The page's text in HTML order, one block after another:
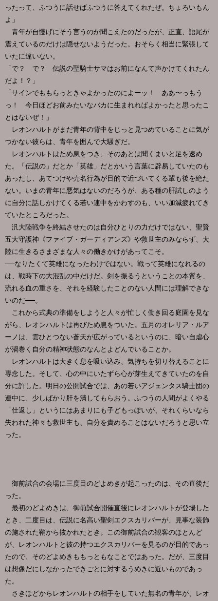
ったって、ふつうに話せばふつうに答えてくれたぜ。ちょろいもん
よ」
青年が自慢げにそう言うのが聞こえたのだったが、正直、語尾が
震えているのだけは隠せないようだった。おそらく相当に緊張して
いたに違いない。
「で？ で？ 伝説の聖騎士サマはお前になんて声かけてくれたん
だよ！？」
「サインでももらっときゃよかったのによーッ！ ああ〜っもう
っ！ 今日ほどお前みたいなバカに生まれればよかったと思ったこ
とはないぜ！」
レオンハルトがまだ青年の背中をじっと見つめていることに気が
つかない彼らは、青年を囲んで大騒ぎだ。
レオンハルトはため息をつき、そのあとは聞くまいと足を速め
た。「伝説の」だとか「英雄」だとかいう言葉に辟易していたのも
あったし、あてつけや売名行為が目的で近づいてくる輩も後を絶た
ない。いまの青年に悪気はないのだろうが、ある種の肝試しのよう
に自分に話しかけてくる若い連中をかわすのも、いい加減疲れてき
ていたところだった。
汎大陸戦争を終結させたのは自分ひとりの力だけではない、聖賢
五大守護神《ファイブ・ガーディアンズ》や救世主のみならず、大
陸に生きるさまざまな人々の働きかけがあってこそ。
──なりたくて英雄になったわけではない。戦って英雄になれるの
は、戦時下の大混乱の中だけだ。剣を振るうということの本質を、
流れる血の重さを、それを経験したことのない人間には理解できな
いのだ──。
これから式典の準備をしようと人々が忙しく働き回る庭園を見な
がら、レオンハルトは再びため息をついた。五月のオレリア・ルア
ーノは、雲ひとつない蒼天が広がっているというのに、暗い自虐心
が渦巻く自分の精神状態のなんとよどんでいることか。
レオンハルトは大きく息を吸い込み、気持ちを切り替えることに
専念した。そして、心の中にいたずら心が芽生えてきていたのを自
分に許した。明日の公開試合では、あの若いアジェンタス騎士団の
連中に、少しばかり肝を潰してもらおう。ふつうの人間がよくやる
「仕返し」というにはあまりにも子どもっぽいが、それくらいなら
失われた神々も救世主も、自分を責めることはないだろうと思い立
った。
御前試合の会場に三度目のどよめきが起こったのは、その直後だ
った。
最初のどよめきは、御前試合開催直後にレオンハルトが登場した
とき、二度目は、伝説に名高い聖剣エクスカリバーが、見事な装飾
の施された鞘から抜かれたとき。この御前試合の観客のほとんど
が、レオンハルトと彼の持つエクスカリバーを見るのが目的であっ
たので、そのどよめきももっともなことではあった。だが、三度目
は想像だにしなかったできごとに対するうめきに近いものであっ
た。
さきほどからレオンハルトの相手をしていた無名の青年が、レオ